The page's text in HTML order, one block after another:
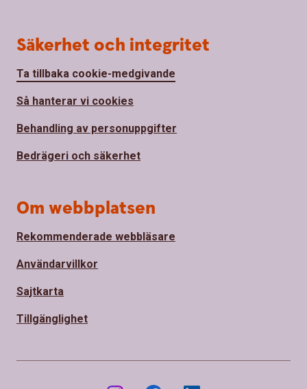
Säkerhet och integritet
Ta tillbaka cookie-medgivande
Så hanterar vi cookies
Behandling av personuppgifter
Bedrägeri och säkerhet
Om webbplatsen
Rekommenderade webbläsare
Användarvillkor
Sajtkarta
Tillgänglighet